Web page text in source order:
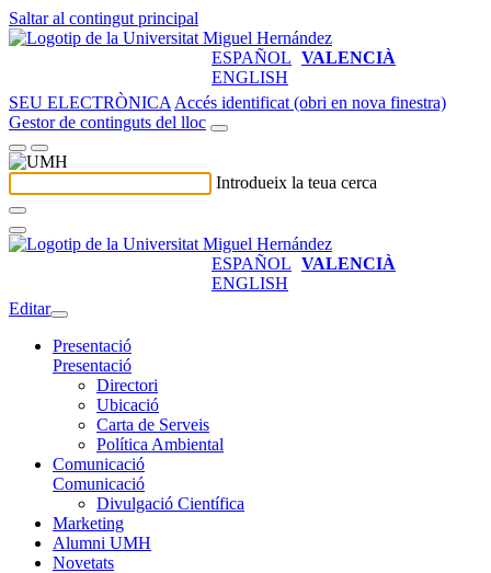
Saltar al contingut principal
ESPAÑOL VALENCIÀ
ENGLISH
SEU ELECTRÒNICA Accés identificat (obri en nova finestra)
Gestor de continguts del lloc
Introdueix la teua cerca
ESPAÑOL VALENCIÀ
ENGLISH
Editar
Presentació
Presentació
Directori
Ubicació
Carta de Serveis
Política Ambiental
Comunicació
Comunicació
Divulgació Científica
Marketing
Alumni UMH
Novetats